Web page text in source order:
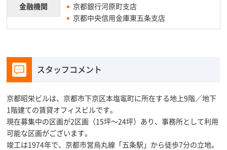
金融機関
京都銀行河原町支店
京都中央信用金庫東五条支店
スタッフコメント
京都昭栄ビルは、京都市下京区本塩竈町に所在する地上9階／地下
1階建ての賃貸オフィスビルです。
現在募集中の区画が2区画（15坪～24坪）あり、事務所として利用
可能な区画がございます。
竣工は1974年で、京都市営烏丸線「五条駅」から徒歩7分の立地。